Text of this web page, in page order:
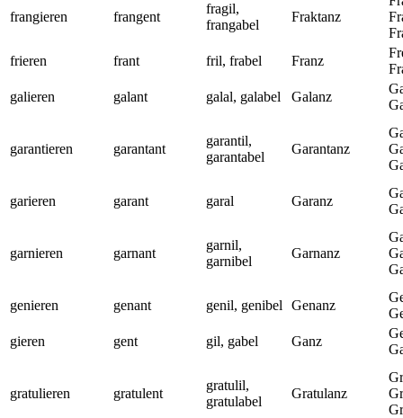
frangieren frangent
fragil,
frangabel
Fraktanz
frieren
frant fril, frabel Franz
galieren
galant galal, galabel Galanz
garantieren garantant
garantil,
garantabel
Garantanz
garieren garant garal Garanz
garnieren garnant
garnil,
garnibel
Garnanz
genieren genant genil, genibel Genanz
gieren
gent gil, gabel Ganz
gratulieren gratulent
gratulil,
gratulabel
Gratulanz